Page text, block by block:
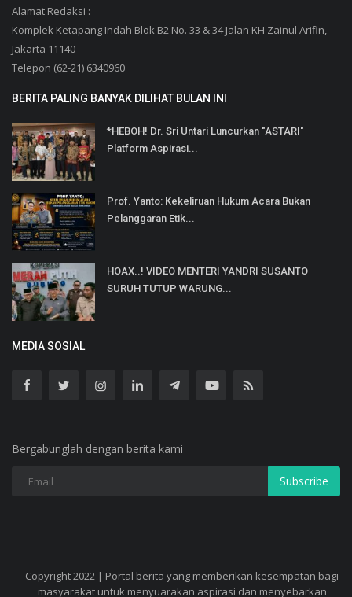
Alamat Redaksi :
Komplek Ketapang Indah Blok B2 No. 33 & 34 Jalan KH Zainul Arifin,
Jakarta 11140
Telepon (62-21) 6340960
BERITA PALING BANYAK DILIHAT BULAN INI
*HEBOH! Dr. Sri Untari Luncurkan "ASTARI"
Platform Aspirasi...
Prof. Yanto: Kekeliruan Hukum Acara Bukan
Pelanggaran Etik...
HOAX..! VIDEO MENTERI YANDRI SUSANTO
SURUH TUTUP WARUNG...
MEDIA SOSIAL
Bergabunglah dengan berita kami
Subscribe
Copyright 2022 | Portal berita yang memberikan kesempatan bagi
masyarakat untuk menyuarakan aspirasi dan menyebarkan